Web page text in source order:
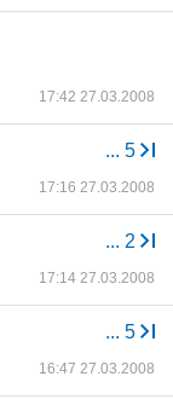
17:42 27.03.2008
... 5
17:16 27.03.2008
... 2
17:14 27.03.2008
... 5
16:47 27.03.2008